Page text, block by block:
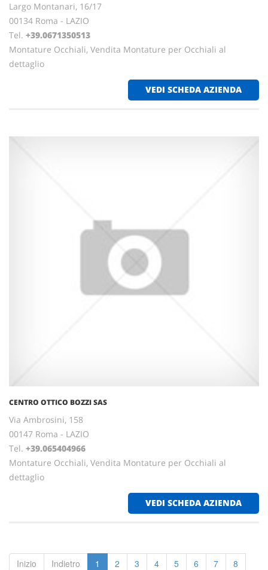
Largo Montanari, 16/17
00134 Roma - LAZIO
Tel. +39.0671350513
Montature Occhiali, Vendita Montature per Occhiali al
dettaglio
VEDI SCHEDA AZIENDA
CENTRO OTTICO BOZZI SAS
Via Ambrosini, 158
00147 Roma - LAZIO
Tel. +39.065404966
Montature Occhiali, Vendita Montature per Occhiali al
dettaglio
VEDI SCHEDA AZIENDA
Inizio Indietro 1 2 3 4 5 6 7
8